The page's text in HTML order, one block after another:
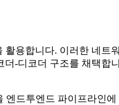
활용합니다. 이러한 네트
-디코더 구조를 채택합
드투엔드 파이프라인